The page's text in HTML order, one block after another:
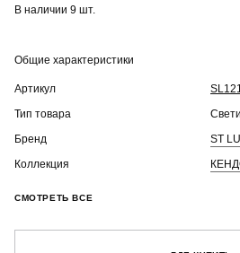
В наличии 9 шт.
Общие характеристики
Артикул
Тип товара
Бренд
ST
Коллекция
СМОТРЕТЬ ВСЕ